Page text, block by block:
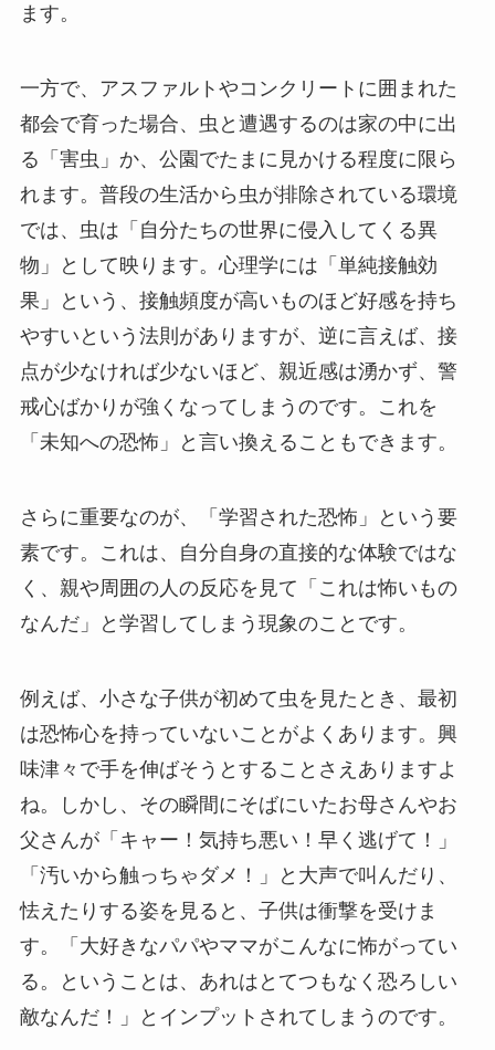
ます。
一方で、アスファルトやコンクリートに囲まれた
都会で育った場合、虫と遭遇するのは家の中に出
る「害虫」か、公園でたまに見かける程度に限ら
れます。普段の生活から虫が排除されている環境
では、虫は「自分たちの世界に侵入してくる異
物」として映ります。心理学には「単純接触効
果」という、接触頻度が高いものほど好感を持ち
やすいという法則がありますが、逆に言えば、接
点が少なければ少ないほど、親近感は湧かず、警
戒心ばかりが強くなってしまうのです。これを
「未知への恐怖」と言い換えることもできます。
さらに重要なのが、「学習された恐怖」という要
素です。これは、自分自身の直接的な体験ではな
く、親や周囲の人の反応を見て「これは怖いもの
なんだ」と学習してしまう現象のことです。
例えば、小さな子供が初めて虫を見たとき、最初
は恐怖心を持っていないことがよくあります。興
味津々で手を伸ばそうとすることさえありますよ
ね。しかし、その瞬間にそばにいたお母さんやお
父さんが「キャー！気持ち悪い！早く逃げて！」
「汚いから触っちゃダメ！」と大声で叫んだり、
怯えたりする姿を見ると、子供は衝撃を受けま
す。「大好きなパパやママがこんなに怖がってい
る。ということは、あれはとてつもなく恐ろしい
敵なんだ！」とインプットされてしまうのです。